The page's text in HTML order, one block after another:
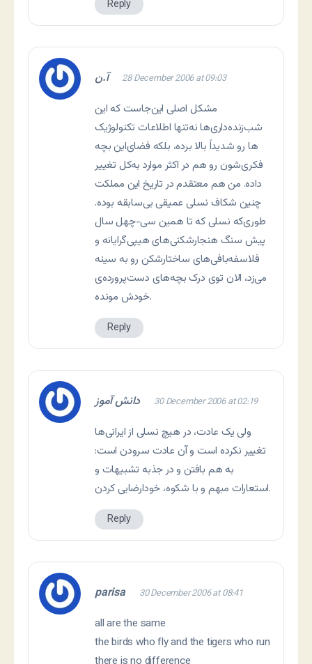
Reply
آ.ن 28 December 2006 at 09:03
مشکل اصلی این‌جاست که این
شب‌زنده‌داری‌ها نه‌تنها اطلاعات تکنولوژیک
این بچه‌‎ها رو شدیداً بالا برده، بلکه فضای
فکری‌شون رو هم در اکثر موارد به‌کل تغییر
داده. من هم معتقدم در تاریخ این مملکت
چنین شکاف نسلی عمیقی بی‌سابقه بوده.
طوری‌که نسلی که تا همین سی-چهل سال
پیش سنگ هنجارشکنی‌های هیپی‌گرایانه و
فلاسفه‌بافی‌های ساختارشکن رو به سینه
می‌زد، الان توی درک بچه‌های دست‌پرورده‌ی
خودش مونده.
Reply
دانش آموز 30 December 2006 at 02:19
ولی یک عادت، در هیچ نسلی از ایرانی‌ها
تغییر نکرده است و آن عادت سرودن است:
به هم بافتن و در جذبه تشبیهات و
استعارات مبهم و با شکوه، خودارضایی کردن.
Reply
parisa 30 December 2006 at 08:41
all are the same
the birds who fly and the tigers who run